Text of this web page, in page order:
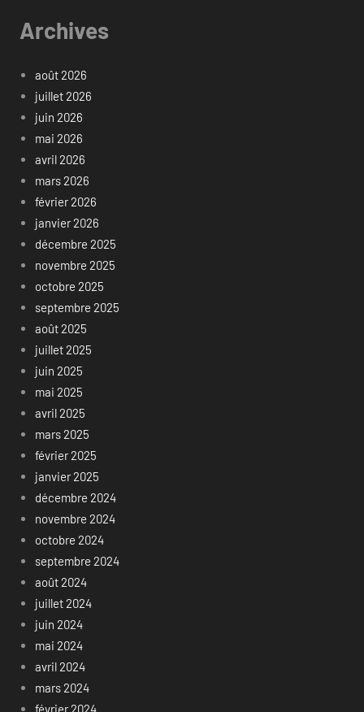
Archives
août 2026
juillet 2026
juin 2026
mai 2026
avril 2026
mars 2026
février 2026
janvier 2026
décembre 2025
novembre 2025
octobre 2025
septembre 2025
août 2025
juillet 2025
juin 2025
mai 2025
avril 2025
mars 2025
février 2025
janvier 2025
décembre 2024
novembre 2024
octobre 2024
septembre 2024
août 2024
juillet 2024
juin 2024
mai 2024
avril 2024
mars 2024
février 2024